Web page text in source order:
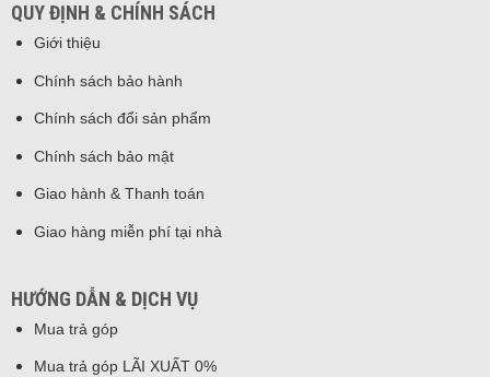
QUY ĐỊNH & CHÍNH SÁCH
Giới thiệu
Chính sách bảo hành
Chính sách đổi sản phẩm
Chính sách bảo mật
Giao hành & Thanh toán
Giao hàng miễn phí tại nhà
HƯỚNG DẪN & DỊCH VỤ
Mua trả góp
Mua trả góp LÃI XUẤT 0%